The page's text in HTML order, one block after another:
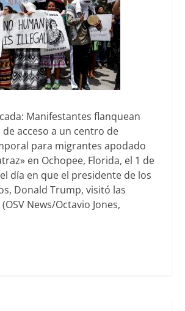
Manifestantes flanquean
acceso a un centro de
para migrantes apodado
en Ochopee, Florida, el 1 de
día en que el presidente de los
Donald Trump, visitó las
News/Octavio Jones,